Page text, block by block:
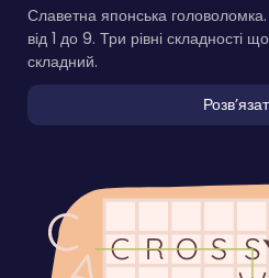
Славетна японська головоломка.
від 1 до 9. Три рівні складності
складний.